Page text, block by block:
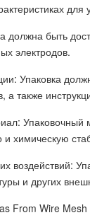
должна быть
электродов.
Упаковка
а также
Упаковочный
и химическую
воздействий:
и других
From Wire